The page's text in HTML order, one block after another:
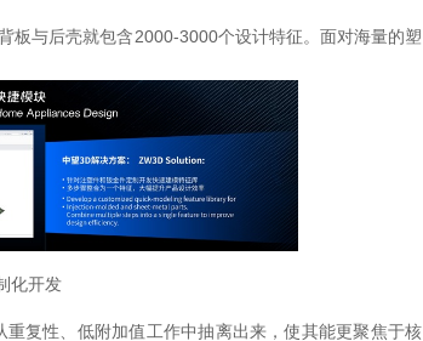
板与后壳就包含2000-3000个设计特征。面对海量的塑
化开发
复性、低附加值工作中抽离出来，使其能更聚焦于核